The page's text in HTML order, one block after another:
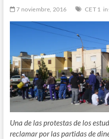
7 noviembre, 2016 CET 1
Una de las protestas de los
reclamar por las partidas de